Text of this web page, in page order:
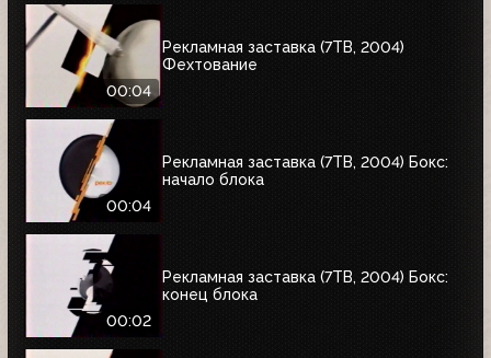
00:04
Рекламная заставка (7ТВ, 2004)
Фехтование
00:04
Рекламная заставка (7ТВ, 2004) Бокc:
начало блока
00:02
Рекламная заставка (7ТВ, 2004) Бокс:
конец блока